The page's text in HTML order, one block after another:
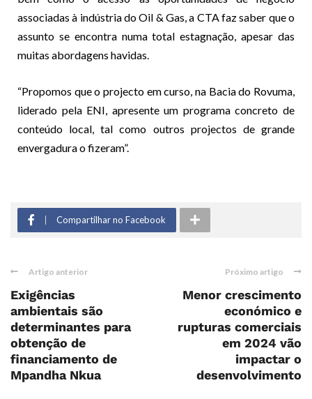
associadas à indústria do Oil & Gas, a CTA faz saber que o
assunto se encontra numa total estagnação, apesar das
muitas abordagens havidas.
“Propomos que o projecto em curso, na Bacia do Rovuma,
liderado pela ENI, apresente um programa concreto de
conteúdo local, tal como outros projectos de grande
envergadura o fizeram”.
Compartilhar no Facebook
Artigo anterior
Exigências
ambientais são
determinantes para
obtenção de
financiamento de
Mpandha Nkua
Próximo artigo
Menor crescimento
económico e
rupturas comerciais
em 2024 vão
impactar o
desenvolvimento